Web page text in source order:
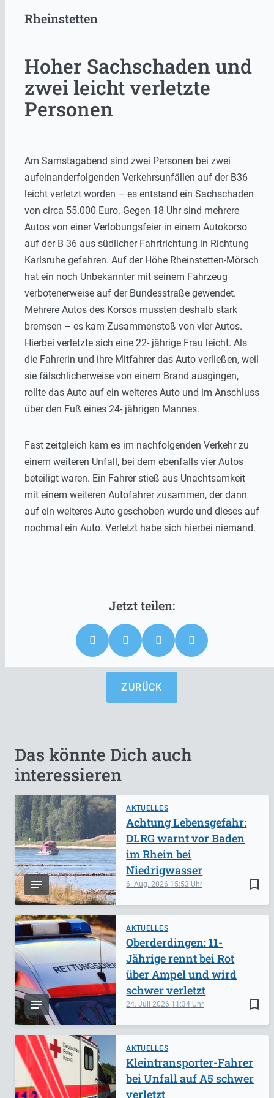
Rheinstetten
Hoher Sachschaden und
zwei leicht verletzte
Personen
Am Samstagabend sind zwei Personen bei zwei
aufeinanderfolgenden Verkehrsunfällen auf der B36
leicht verletzt worden – es entstand ein Sachschaden
von circa 55.000 Euro. Gegen 18 Uhr sind mehrere
Autos von einer Verlobungsfeier in einem Autokorso
auf der B 36 aus südlicher Fahrtrichtung in Richtung
Karlsruhe gefahren. Auf der Höhe Rheinstetten-Mörsch
hat ein noch Unbekannter mit seinem Fahrzeug
verbotenerweise auf der Bundesstraße gewendet.
Mehrere Autos des Korsos mussten deshalb stark
bremsen – es kam Zusammenstoß von vier Autos.
Hierbei verletzte sich eine 22- jährige Frau leicht. Als
die Fahrerin und ihre Mitfahrer das Auto verließen, weil
sie fälschlicherweise von einem Brand ausgingen,
rollte das Auto auf ein weiteres Auto und im Anschluss
über den Fuß eines 24- jährigen Mannes.
Fast zeitgleich kam es im nachfolgenden Verkehr zu
einem weiteren Unfall, bei dem ebenfalls vier Autos
beteiligt waren. Ein Fahrer stieß aus Unachtsamkeit
mit einem weiteren Autofahrer zusammen, der dann
auf ein weiteres Auto geschoben wurde und dieses auf
nochmal ein Auto. Verletzt habe sich hierbei niemand.
ZURÜCK
Das könnte Dich auch
interessieren
AKTUELLES
bookmark_border
6. Aug. 2026 15:53
Achtung Lebensgefahr:
DLRG warnt vor Baden
im Rhein bei
Niedrigwasser
AKTUELLES
bookmark_border
24. Juli 2026 11:34
Oberderdingen: 11-
Jährige rennt bei Rot
über Ampel und wird
schwer verletzt
AKTUELLES
Kleintransporter-Fahrer
bei Unfall auf A5 schwer
verletzt